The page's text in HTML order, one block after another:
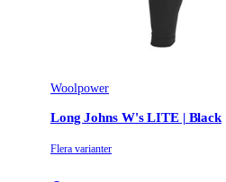
Woolpower
Long Johns W's LITE | Black
Flera varianter